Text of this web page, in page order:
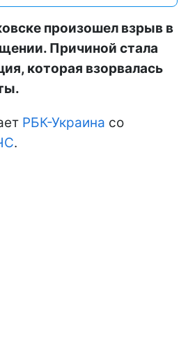
произошел взрыв в
Причиной стала
которая взорвалась
РБК-Украина со
.